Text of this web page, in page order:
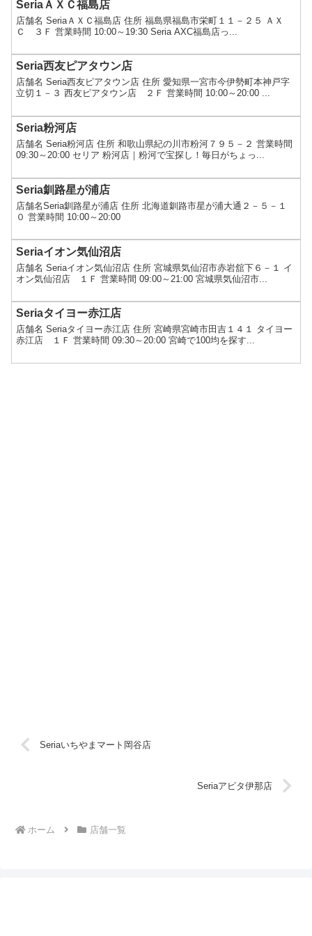
SeriaＡＸＣ福島店
店舗名 SeriaＡＸＣ福島店 住所 福島県福島市栄町１１－２５ ＡＸ
Ｃ ３Ｆ 営業時間 10:00～19:30 Seria AXC福島店っ...
Seria西友ピアタウン店
店舗名 Seria西友ピアタウン店 住所 愛知県一宮市今伊勢町本神戸字
立切１－３ 西友ピアタウン店 ２Ｆ 営業時間 10:00～20:00 ...
Seria粉河店
店舗名 Seria粉河店 住所 和歌山県紀の川市粉河７９５－２ 営業時間
09:30～20:00 セリア 粉河店｜粉河で宝探し！毎日がちょっ...
Seria釧路星が浦店
店舗名Seria釧路星が浦店 住所 北海道釧路市星が浦大通２－５－１
０ 営業時間 10:00～20:00
Seriaイオン気仙沼店
店舗名 Seriaイオン気仙沼店 住所 宮城県気仙沼市赤岩舘下６－１ イ
オン気仙沼店 １Ｆ 営業時間 09:00～21:00 宮城県気仙沼市...
Seriaタイヨー赤江店
店舗名 Seriaタイヨー赤江店 住所 宮崎県宮崎市田吉１４１ タイヨー
赤江店 １Ｆ 営業時間 09:30～20:00 宮崎で100均を探す...
Seriaいちやまマート岡谷店
Seriaアピタ伊那店
ホーム 店舗一覧